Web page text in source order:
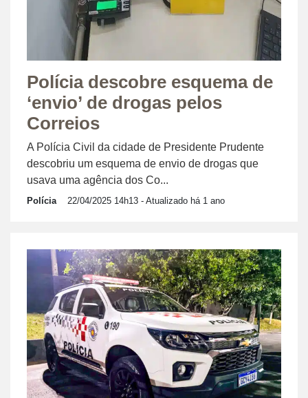
Polícia descobre esquema de
‘envio’ de drogas pelos
Correios
A Polícia Civil da cidade de Presidente Prudente
descobriu um esquema de envio de drogas que
usava uma agência dos Co...
Polícia 22/04/2025 14h13 - Atualizado há 1 ano